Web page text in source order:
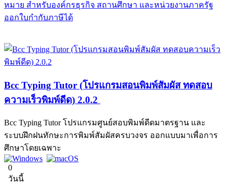
หมาย สำหรับองค์กรธุรกิจ สถานศึกษา และหน่วยงานภาครัฐ
ออกใบกำกับภาษีได้
Bcc Typing Tutor (โปรแกรมสอนพิมพ์สัมผัส ทดสอบ
ความเร็วพิมพ์ดีด) 2.0.2
Bcc Typing Tutor โปรแกรมศูนย์สอบพิมพ์ดีดมาตรฐาน และ
ระบบฝึกฝนทักษะการพิมพ์สัมผัสครบวงจร ออกแบบมาเพื่อการ
ศึกษาโดยเฉพาะ
0
วันนี้